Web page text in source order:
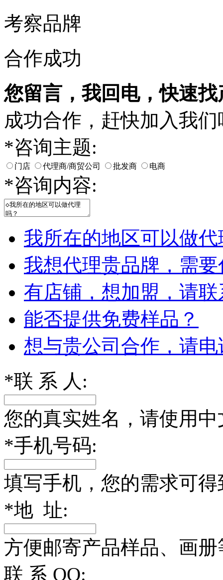
考察品牌
合作成功
您留言，我回电，快速找
成功合作，赶快加入我们
*咨询主题:
门店 代理商/商贸公司 批发商 电商
*咨询内容:
我所在的地区可以做
我想代理贵品牌，需
有店铺，想加盟，请
能否提供免费样品？
想与贵公司合作，请
*联 系 人:
您的真实姓名，请使用中
*手机号码:
填写手机，您的需求可
*地 址:
方便邮寄产品样品、画
联 系 QQ: